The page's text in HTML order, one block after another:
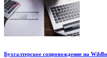
Бухгалтерское сопровождение на